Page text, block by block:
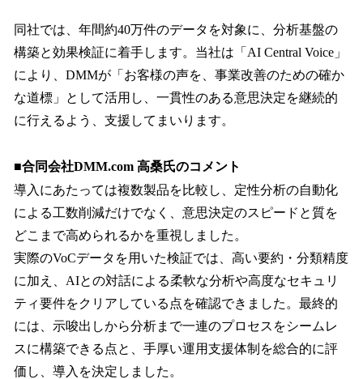
同社では、年間約40万件のデータを対象に、分析基盤の
構築と効果検証に着手します。当社は「AI Central Voice」
により、DMMが「お客様の声を、事業改善のための確か
な道標」として活用し、一貫性のある意思決定を継続的
に行えるよう、支援してまいります。
■合同会社DMM.com 高桑氏のコメント
導入にあたっては複数製品を比較し、定性分析の自動化
による工数削減だけでなく、意思決定のスピードと質を
どこまで高められるかを重視しました。
実際のVoCデータを用いた検証では、高い要約・分類精度
に加え、AIとの対話による柔軟な分析や高度なセキュリ
ティ要件をクリアしている点を確認できました。最終的
には、示唆出しから分析まで一連のプロセスをシームレ
スに構築できる点と、手厚い運用支援体制を総合的に評
価し、導入を決定しました。